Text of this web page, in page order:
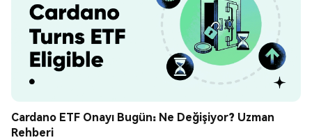
Cardano ETF Onayı Bugün: Ne Değişiyor? Uzman
Rehberi